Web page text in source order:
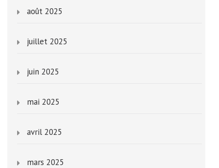
août 2025
juillet 2025
juin 2025
mai 2025
avril 2025
mars 2025